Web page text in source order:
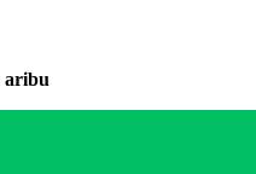
aribu